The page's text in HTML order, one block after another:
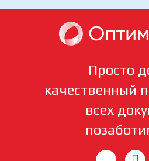
Просто
качественный
всех